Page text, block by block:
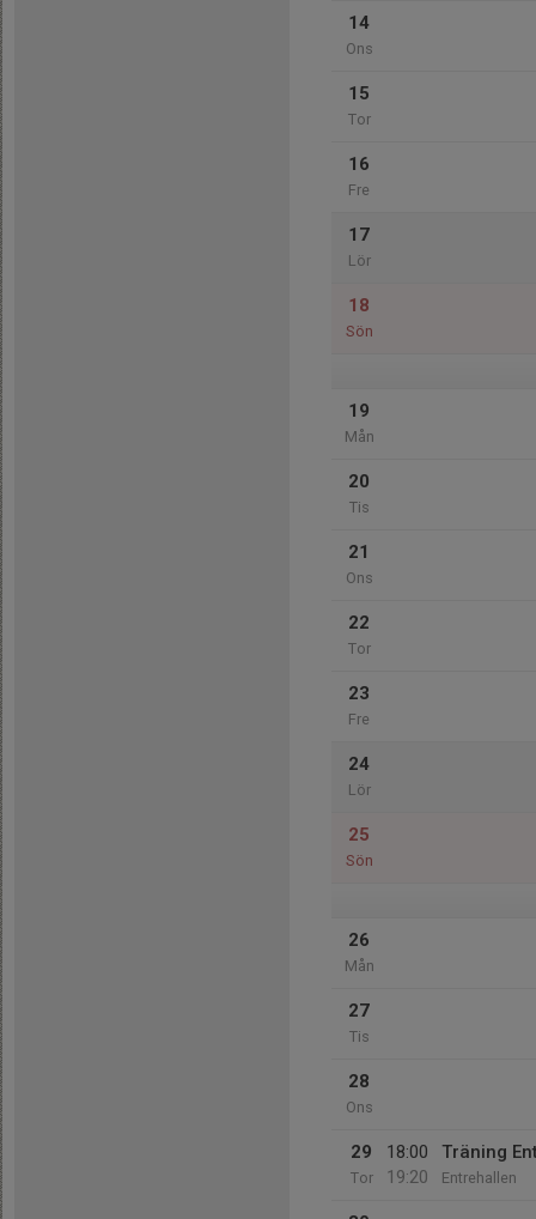
14
Ons
15
Tor
16
Fre
17
Lör
18
Sön
19
Mån
20
Tis
21
Ons
22
Tor
23
Fre
24
Lör
25
Sön
26
Mån
27
Tis
28
Ons
29
Tor
18:00
19:20
Träning
Entrehallen